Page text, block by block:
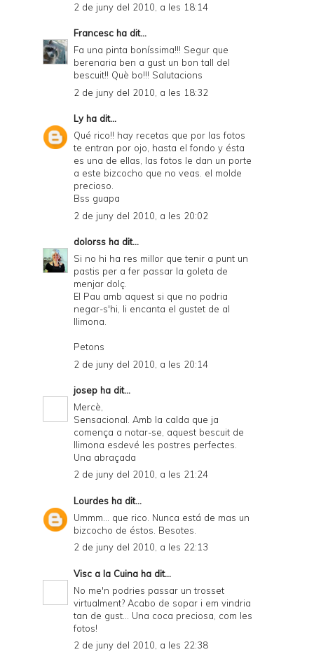
2 de juny del 2010, a les 18:14
Francesc ha dit...
Fa una pinta boníssima!!! Segur que
berenaria ben a gust un bon tall del
bescuit!! Què bo!!! Salutacions
2 de juny del 2010, a les 18:32
Lyha dit...
Qué rico!! hay recetas que por las fotos
te entran por ojo, hasta el fondo y ésta
es una de ellas, las fotos le dan un porte
a este bizcocho que no veas. el molde
precioso.
Bss guapa
2 de juny del 2010, a les 20:02
dolorss ha dit...
Si no hi ha res millor que tenir a punt un
pastis per a fer passar la goleta de
menjar dolç.
El Pau amb aquest si que no podria
negar-s'hi, li encanta el gustet de al
llimona.
Petons
2 de juny del 2010, a les 20:14
josep ha dit...
Mercè,
Sensacional. Amb la calda que ja
comença a notar-se, aquest bescuit de
llimona esdevé les postres perfectes.
Una abraçada
2 de juny del 2010, a les 21:24
Lourdes ha dit...
Ummm... que rico. Nunca está de mas un
bizcocho de éstos. Besotes.
2 de juny del 2010, a les 22:13
Visc a la Cuina ha dit...
No me'n podries passar un trosset
virtualment? Acabo de sopar i em vindria
tan de gust... Una coca preciosa, com les
fotos!
2 de juny del 2010, a les 22:38